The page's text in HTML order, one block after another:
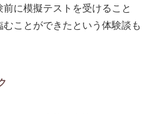
に模擬テストを受けること
ことができたという体験談も